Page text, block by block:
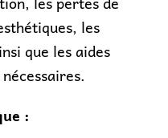
les
que les aides
: